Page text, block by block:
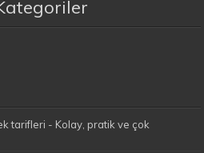
tarifleri - Kolay, pratik ve çok